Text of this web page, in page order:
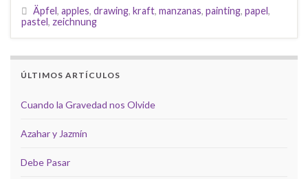
Äpfel, apples, drawing, kraft, manzanas, painting, papel,
pastel, zeichnung
ÚLTIMOS ARTÍCULOS
Cuando la Gravedad nos Olvide
Azahar y Jazmín
Debe Pasar